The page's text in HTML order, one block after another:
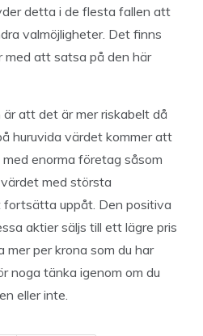
detta i de flesta fallen att
valmöjligheter. Det finns
med att satsa på den här
att det är mer riskabelt då
huruvida värdet kommer att
enorma företag såsom
med största
uppåt. Den positiva
aktier säljs till ett lägre pris
mer per krona som du har
noga tänka igenom om du
eller inte.